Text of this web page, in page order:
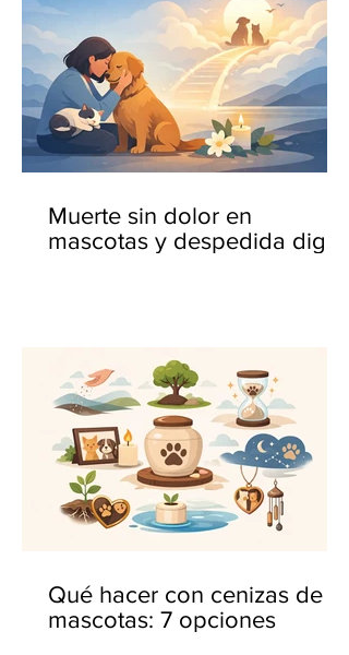
Muerte sin dolor en
mascotas y despedida digna
Qué hacer con cenizas de
mascotas: 7 opciones